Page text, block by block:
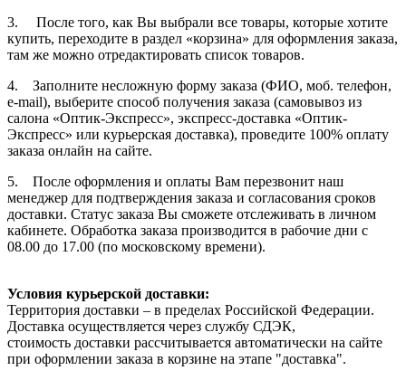
3. После того, как Вы выбрали все товары, которые хотите
купить, переходите в раздел «корзина» для оформления заказа,
там же можно отредактировать список товаров.
4. Заполните несложную форму заказа (ФИО, моб. телефон,
e-mail), выберите способ получения заказа (самовывоз из
салона «Оптик-Экспресс», экспресс-доставка «Оптик-
Экспресс» или курьерская доставка), проведите 100% оплату
заказа онлайн на сайте.
5. После оформления и оплаты Вам перезвонит наш
менеджер для подтверждения заказа и согласования сроков
доставки. Статус заказа Вы сможете отслеживать в личном
кабинете. Обработка заказа производится в рабочие дни с
08.00 до 17.00 (по московскому времени).
Условия курьерской доставки:
Территория доставки – в пределах Российской Федерации.
Доставка осуществляется через службу СДЭК,
стоимость доставки рассчитывается автоматически на сайте
при оформлении заказа в корзине на этапе "доставка".